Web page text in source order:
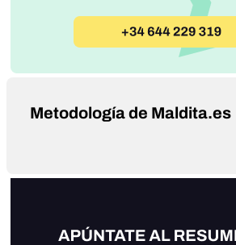
Metodología de Maldita.es